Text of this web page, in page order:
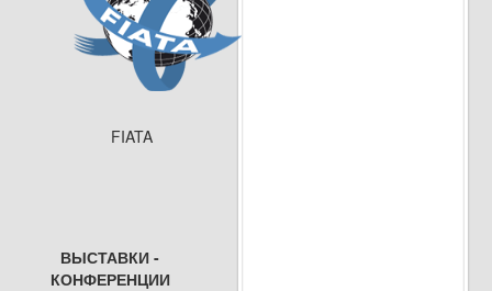
FIATA
ВЫСТАВКИ -
КОНФЕРЕНЦИИ